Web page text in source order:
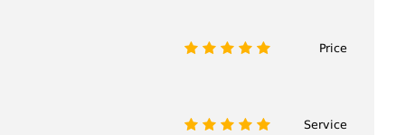
Price
5
4
3
2
Service
5
4
3
2